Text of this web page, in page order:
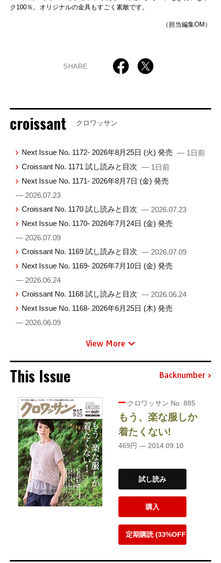
ク100％。オリジナルの金具もすごく素敵です。
（担当編集OM）
SHARE
croissant クロワッサン
Next Issue No. 1172- 2026年8月25日 (火) 発売 — 1日前
Croissant No. 1171 試し読みと目次 — 1日前
Next Issue No. 1171- 2026年8月7日 (金) 発売
— 2026.07.23
Croissant No. 1170 試し読みと目次 — 2026.07.23
Next Issue No. 1170- 2026年7月24日 (金) 発売
— 2026.07.09
Croissant No. 1169 試し読みと目次 — 2026.07.09
Next Issue No. 1169- 2026年7月10日 (金) 発売
— 2026.06.24
Croissant No. 1168 試し読みと目次 — 2026.06.24
Next Issue No. 1168- 2026年6月25日 (木) 発売
— 2026.06.09
View More
This Issue Backnumber
クロワッサン No. 885
もう、楽な服しか
着たくない!
469円 — 2014.09.10
試し読み
購入
定期購読 (33%OFF)